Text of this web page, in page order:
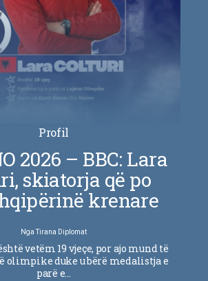
Profil
2026 – BBC: Lara
skiatorja që po
krenare
NgaTirana Diplomat
vetëm 19 vjeçe, por ajo mund të
olimpike duke u bërë medalistja e
parë e…